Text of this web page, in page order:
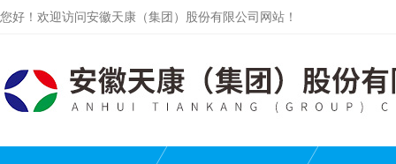
您好！欢迎访问安徽天康（集团）股份有限公司网站！